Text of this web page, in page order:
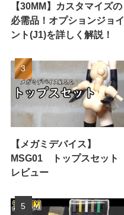
【30MM】カスタマイズの
必需品！オプションジョイ
ント(J1)を詳しく解説！
【メガミデバイス】
MSG01 トップスセット
レビュー